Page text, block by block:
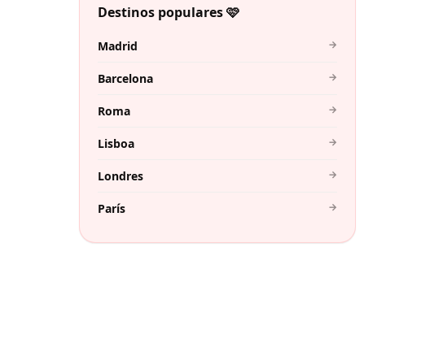
Destinos populares 🩷
Madrid →
Barcelona →
Roma →
Lisboa →
Londres →
París →